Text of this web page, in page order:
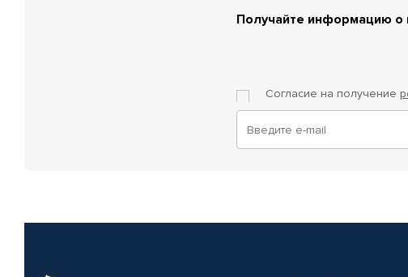
Получайте информацию о
Согласие на получение